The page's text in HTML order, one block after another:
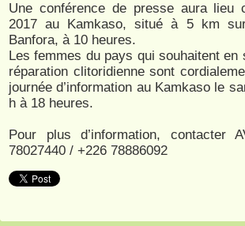
Une conférence de presse aura lieu
2017 au Kamkaso, situé à 5 km
Banfora, à 10 heures.
Les femmes du pays qui souhaitent
réparation clitoridienne sont
journée d’information au Kamkaso le
h à 18 heures.
Pour plus d’information, contacter
78027440 / +226 78886092